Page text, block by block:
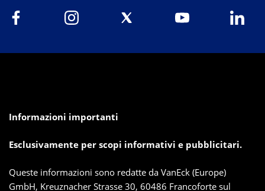
Informazioni importanti
Esclusivamente per scopi informativi e pubblicitari.
Queste informazioni sono redatte da VanEck (Europe)
GmbH, Kreuznacher Strasse 30, 60486 Francoforte sul